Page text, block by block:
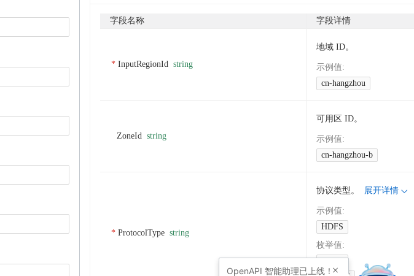
字段名称 字段详情
InputRegionId string
地域 ID。
示例值:
cn-hangzhou
ZoneId string
可用区 ID。
示例值:
cn-hangzhou-b
ProtocolType string
协议类型。 展开详情
示例值:
HDFS
枚举值:
HDFS
OpenAPI 智能助理已上线！